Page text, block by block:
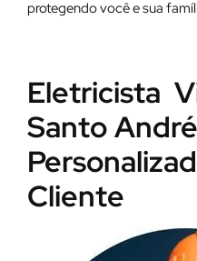
protegendo você e sua
Eletricista
Santo
Cliente